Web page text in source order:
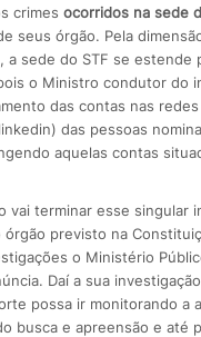
crimes ocorridos na sede
seus órgão. Pela
a sede do STF se estende
o Ministro condutor do
das contas nas redes
das pessoas
aquelas contas
vai terminar esse singular
previsto na
o Ministério
Daí a sua
possa ir monitorando a
busca e apreensão e até